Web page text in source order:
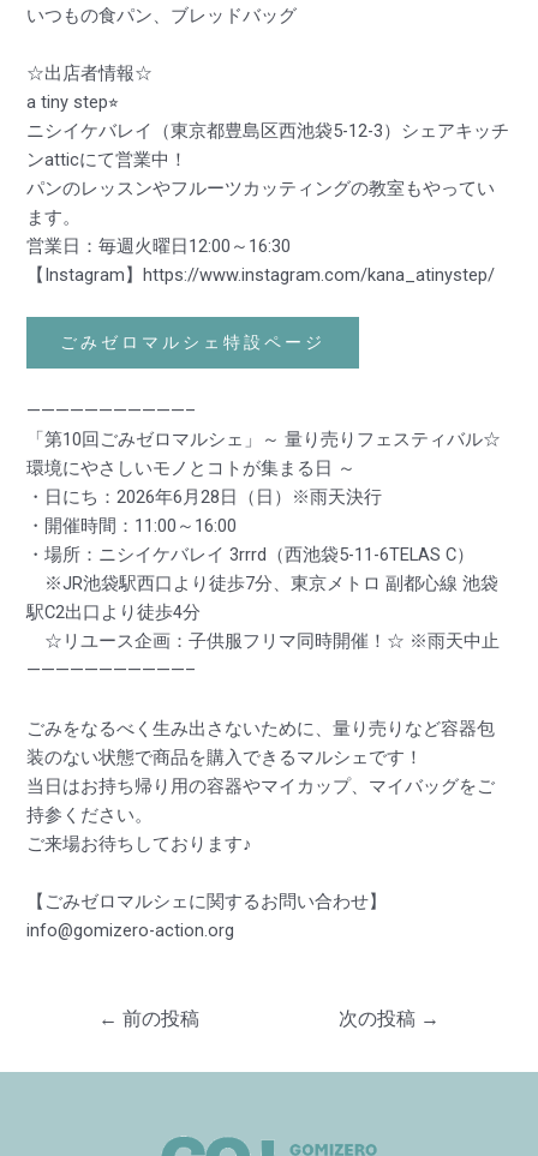
いつもの食パン、ブレッドバッグ
☆出店者情報☆
a tiny step⭐︎
ニシイケバレイ（東京都豊島区西池袋5-12-3）シェアキッチ
ンatticにて営業中！
パンのレッスンやフルーツカッティングの教室もやってい
ます。
営業日：毎週火曜日12:00～16:30
【Instagram】https://www.instagram.com/kana_atinystep/
ごみゼロマルシェ特設ページ
———————————–
「第10回ごみゼロマルシェ」～ 量り売りフェスティバル☆
環境にやさしいモノとコトが集まる日 ～
・日にち：2026年6月28日（日）※雨天決行
・開催時間：11:00～16:00
・場所：ニシイケバレイ 3rrrd（西池袋5-11-6TELAS C）
※JR池袋駅西口より徒歩7分、東京メトロ 副都心線 池袋
駅C2出口より徒歩4分
☆リユース企画：子供服フリマ同時開催！☆ ※雨天中止
———————————–
ごみをなるべく生み出さないために、量り売りなど容器包
装のない状態で商品を購入できるマルシェです！
当日はお持ち帰り用の容器やマイカップ、マイバッグをご
持参ください。
ご来場お待ちしております♪
【ごみゼロマルシェに関するお問い合わせ】
info@gomizero-action.org
← 前の投稿 次の投稿 →